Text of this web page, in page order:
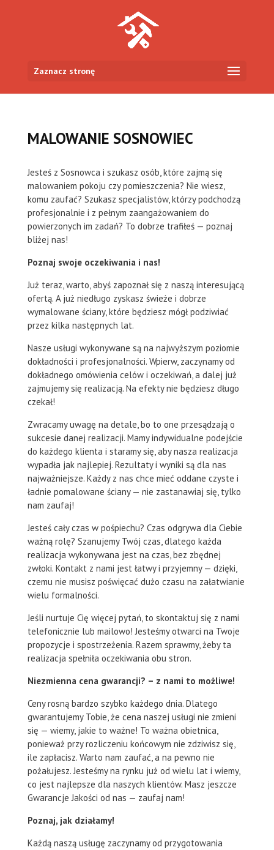
Zaznacz stronę
MALOWANIE SOSNOWIEC
Jesteś z Sosnowca i szukasz osób, które zajmą się
malowaniem pokoju czy pomieszczenia? Nie wiesz,
komu zaufać? Szukasz specjalistów, którzy podchodzą
profesjonalnie i z pełnym zaangażowaniem do
powierzonych im zadań? To dobrze trafiłeś — poznaj
bliżej nas!
Poznaj swoje oczekiwania i nas!
Już teraz, warto, abyś zapoznał się z naszą interesującą
ofertą. A już niedługo zyskasz świeże i dobrze
wymalowane ściany, które będziesz mógł podziwiać
przez kilka następnych lat.
Nasze usługi wykonywane są na najwyższym poziomie
dokładności i profesjonalności. Wpierw, zaczynamy od
dokładnego omówienia celów i oczekiwań, a dalej już
zajmujemy się realizacją. Na efekty nie będziesz długo
czekał!
Zwracamy uwagę na detale, bo to one przesądzają o
sukcesie danej realizacji. Mamy indywidualne podejście
do każdego klienta i staramy się, aby nasza realizacja
wypadła jak najlepiej. Rezultaty i wyniki są dla nas
najważniejsze. Każdy z nas chce mieć oddane czyste i
ładnie pomalowane ściany — nie zastanawiaj się, tylko
nam zaufaj!
Jesteś cały czas w pośpiechu? Czas odgrywa dla Ciebie
ważną rolę? Szanujemy Twój czas, dlatego każda
realizacja wykonywana jest na czas, bez zbędnej
zwłoki. Kontakt z nami jest łatwy i przyjemny — dzięki,
czemu nie musisz poświęcać dużo czasu na załatwianie
wielu formalności.
Jeśli nurtuje Cię więcej pytań, to skontaktuj się z nami
telefonicznie lub mailowo! Jesteśmy otwarci na Twoje
propozycje i spostrzeżenia. Razem sprawmy, żeby ta
realizacja spełniła oczekiwania obu stron.
Niezmienna cena gwarancji? – z nami to możliwe!
Ceny rosną bardzo szybko każdego dnia. Dlatego
gwarantujemy Tobie, że cena naszej usługi nie zmieni
się — wiemy, jakie to ważne! To ważna obietnica,
ponieważ przy rozliczeniu końcowym nie zdziwisz się,
ile zapłacisz. Warto nam zaufać, a na pewno nie
pożałujesz. Jesteśmy na rynku już od wielu lat i wiemy,
co jest najlepsze dla naszych klientów. Masz jeszcze
Gwarancje Jakości od nas — zaufaj nam!
Poznaj, jak działamy!
Każdą naszą usługę zaczynamy od przygotowania